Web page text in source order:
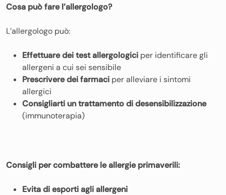
Cosa può fare l’allergologo?
L’allergologo può:
Effettuare dei test allergologici per identificare gli
allergeni a cui sei sensibile
Prescrivere dei farmaci per alleviare i sintomi
allergici
Consigliarti un trattamento di desensibilizzazione
(immunoterapia)
Consigli per combattere le allergie primaverili:
Evita di esporti agli allergeni